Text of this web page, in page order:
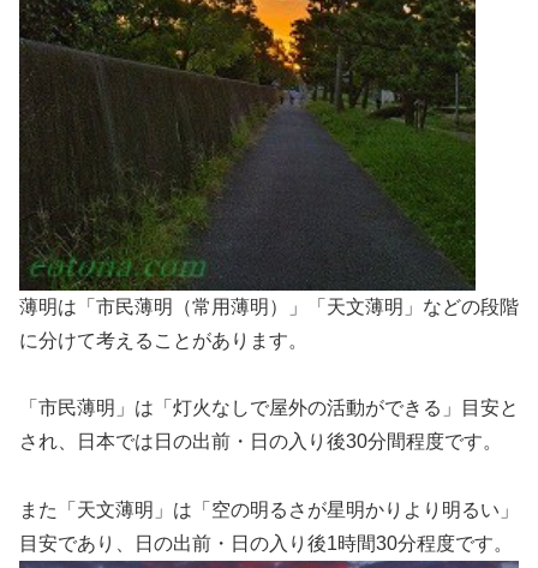
薄明は「市民薄明（常用薄明）」「天文薄明」などの段階
に分けて考えることがあります。
「市民薄明」は「灯火なしで屋外の活動ができる」目安と
され、日本では日の出前・日の入り後30分間程度です。
また「天文薄明」は「空の明るさが星明かりより明るい」
目安であり、日の出前・日の入り後1時間30分程度です。